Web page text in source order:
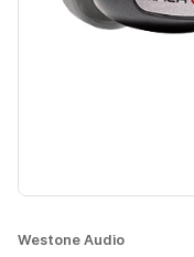
Westone Audio